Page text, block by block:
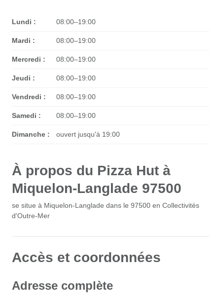
Lundi : 08:00–19:00
Mardi : 08:00–19:00
Mercredi : 08:00–19:00
Jeudi : 08:00–19:00
Vendredi : 08:00–19:00
Samedi : 08:00–19:00
Dimanche : ouvert jusqu'à 19:00
À propos du Pizza Hut à
Miquelon-Langlade 97500
se situe à Miquelon-Langlade dans le 97500 en Collectivités
d'Outre-Mer
Accès et coordonnées
Adresse complète